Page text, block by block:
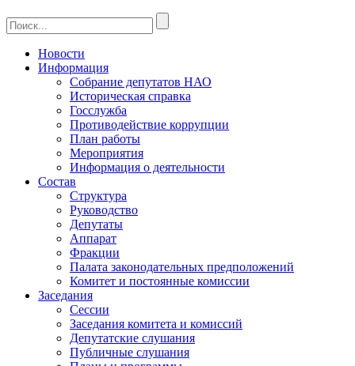
Новости
Информация
Собрание депутатов НАО
Историческая справка
Госслужба
Противодействие коррупции
План работы
Мероприятия
Информация о деятельности
Состав
Структура
Руководство
Депутаты
Аппарат
Фракции
Палата законодательных предположений
Комитет и постоянные комиссии
Заседания
Сессии
Заседания комитета и комиссий
Депутатские слушания
Публичные слушания